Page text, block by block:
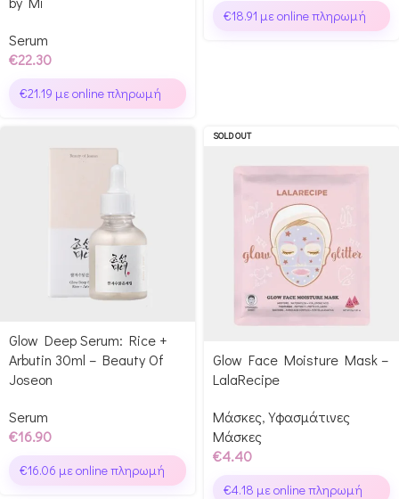
Serum
€22.30
€21.19 με online πληρωμή
€18.91 με online πληρωμή
Glow Deep Serum: Rice +
Arbutin 30ml – Beauty Of
Joseon
Serum
€16.90
€16.06 με online πληρωμή
SOLD OUT
Glow Face Moisture Mask –
LalaRecipe
Μάσκες, Υφασμάτινες
Μάσκες
€4.40
€4.18 με online πληρωμή